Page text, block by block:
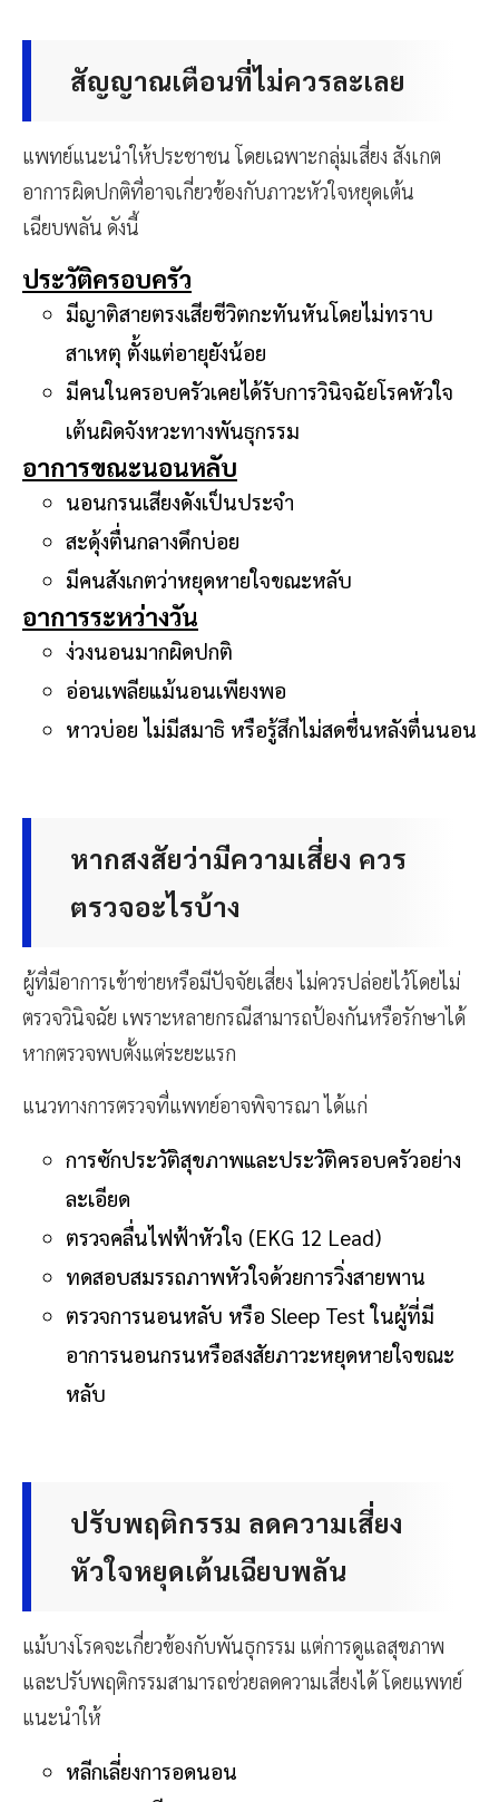
สัญญาณเตือนที่ไม่ควรละเลย
แพทย์แนะนำให้ประชาชน โดยเฉพาะกลุ่มเสี่ยง สังเกต
อาการผิดปกติที่อาจเกี่ยวข้องกับภาวะหัวใจหยุดเต้น
เฉียบพลัน ดังนี้
ประวัติครอบครัว
มีญาติสายตรงเสียชีวิตกะทันหันโดยไม่ทราบ
สาเหตุ ตั้งแต่อายุยังน้อย
มีคนในครอบครัวเคยได้รับการวินิจฉัยโรคหัวใจ
เต้นผิดจังหวะทางพันธุกรรม
อาการขณะนอนหลับ
นอนกรนเสียงดังเป็นประจำ
สะดุ้งตื่นกลางดึกบ่อย
มีคนสังเกตว่าหยุดหายใจขณะหลับ
อาการระหว่างวัน
ง่วงนอนมากผิดปกติ
อ่อนเพลียแม้นอนเพียงพอ
หาวบ่อย ไม่มีสมาธิ หรือรู้สึกไม่สดชื่นหลังตื่นนอน
หากสงสัยว่ามีความเสี่ยง ควร
ตรวจอะไรบ้าง
ผู้ที่มีอาการเข้าข่ายหรือมีปัจจัยเสี่ยง ไม่ควรปล่อยไว้โดยไม่
ตรวจวินิจฉัย เพราะหลายกรณีสามารถป้องกันหรือรักษาได้
หากตรวจพบตั้งแต่ระยะแรก
แนวทางการตรวจที่แพทย์อาจพิจารณา ได้แก่
การซักประวัติสุขภาพและประวัติครอบครัวอย่าง
ละเอียด
ตรวจคลื่นไฟฟ้าหัวใจ (EKG 12 Lead)
ทดสอบสมรรถภาพหัวใจด้วยการวิ่งสายพาน
ตรวจการนอนหลับ หรือ Sleep Test ในผู้ที่มี
อาการนอนกรนหรือสงสัยภาวะหยุดหายใจขณะ
หลับ
ปรับพฤติกรรม ลดความเสี่ยง
หัวใจหยุดเต้นเฉียบพลัน
แม้บางโรคจะเกี่ยวข้องกับพันธุกรรม แต่การดูแลสุขภาพ
และปรับพฤติกรรมสามารถช่วยลดความเสี่ยงได้ โดยแพทย์
แนะนำให้
หลีกเลี่ยงการอดนอน